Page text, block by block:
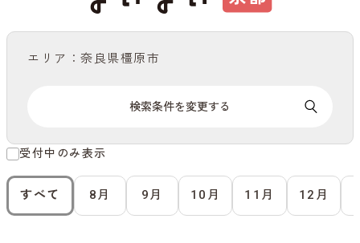
エリア：奈良県橿原市
検索条件を変更する
受付中のみ表示
すべて 8月 9月 10月 11月 12月